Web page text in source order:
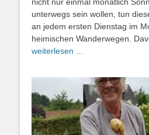
unterwegs sein wollen, tun
an jedem ersten Dienstag im
heimischen Wanderwegen.
weiterlesen ...